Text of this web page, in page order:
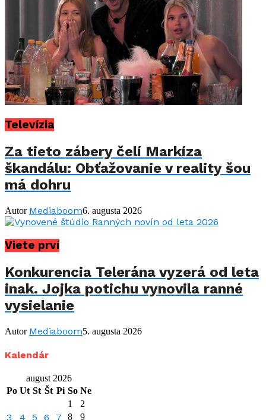
Televízia
Za tieto zábery čelí Markíza
škandálu: Obťažovanie v reality šou
má dohru
Autor Mediaboom6. augusta 2026
Viete prví
Konkurencia Telerána vyzerá od leta
inak. Jojka potichu vynovila ranné
vysielanie
Autor Mediaboom5. augusta 2026
Kalendár
august 2026
Po Ut St Št Pi So Ne
1
2
3 4 5 6 7 8 9